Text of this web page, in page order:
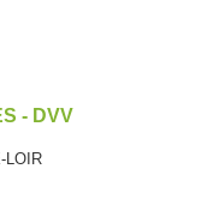
- DVV
LOIR